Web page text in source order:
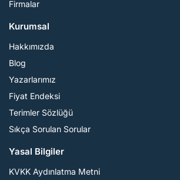
Firmalar
Kurumsal
Hakkımızda
Blog
Yazarlarımız
Fiyat Endeksi
Terimler Sözlüğü
Sıkça Sorulan Sorular
Yasal Bilgiler
KVKK Aydınlatma Metni